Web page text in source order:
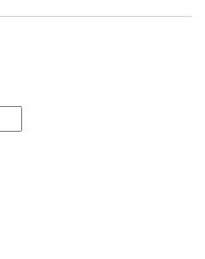
P2314Hb, IPS, LED,